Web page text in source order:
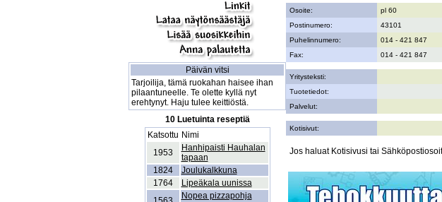
Päivän vitsi
Tarjoilija, tämä ruokahan haisee ihan
pilaantuneelle. Te olette kyllä nyt
erehtynyt. Haju tulee keittiöstä.
10 Luetuinta reseptiä
Katsottu Nimi
1953
Hanhipaisti Hauhalan
tapaan
1824
Joulukalkkuna
1764
Lipeäkala uunissa
Nopea pizzapohja
Osoite: pl 60
Postinumero:
43101
Puhelinnumero:
014 - 421 847
Fax:
014 - 421 847
Yritysteksti:
Tuotetiedot:
Palvelut:
Kotisivut:
Jos haluat Kotisivusi tai